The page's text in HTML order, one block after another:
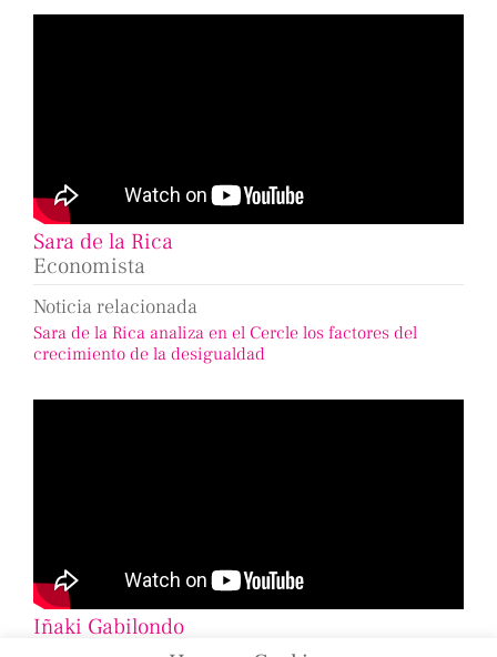
Sara de la Rica
Economista
Noticia relacionada
Sara de la Rica analiza en el Cercle los factores del
crecimiento de la desigualdad
Iñaki Gabilondo